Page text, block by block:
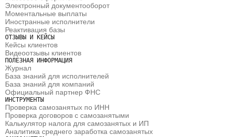
Электронный документооборот
Моментальные выплаты
Иностранные исполнители
Реактивация базы
ОТЗЫВЫ И КЕЙСЫ
Кейсы клиентов
Видеоотзывы клиентов
ПОЛЕЗНАЯ ИНФОРМАЦИЯ
Журнал
База знаний для исполнителей
База знаний для компаний
Официальный партнер ФНС
ИНСТРУМЕНТЫ
Проверка самозанятых по ИНН
Проверка договоров с самозанятыми
Калькулятор налога для самозанятых и ИП
Аналитика среднего заработка самозанятых